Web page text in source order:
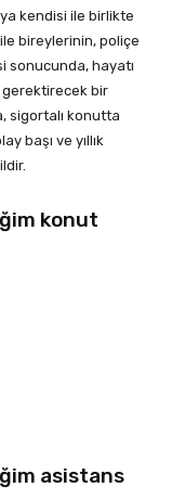
kendisi ile birlikte
bireylerinin, poliçe
sonucunda, hayatı
gerektirecek bir
sigortalı konutta
başı ve yıllık
konut
asistans